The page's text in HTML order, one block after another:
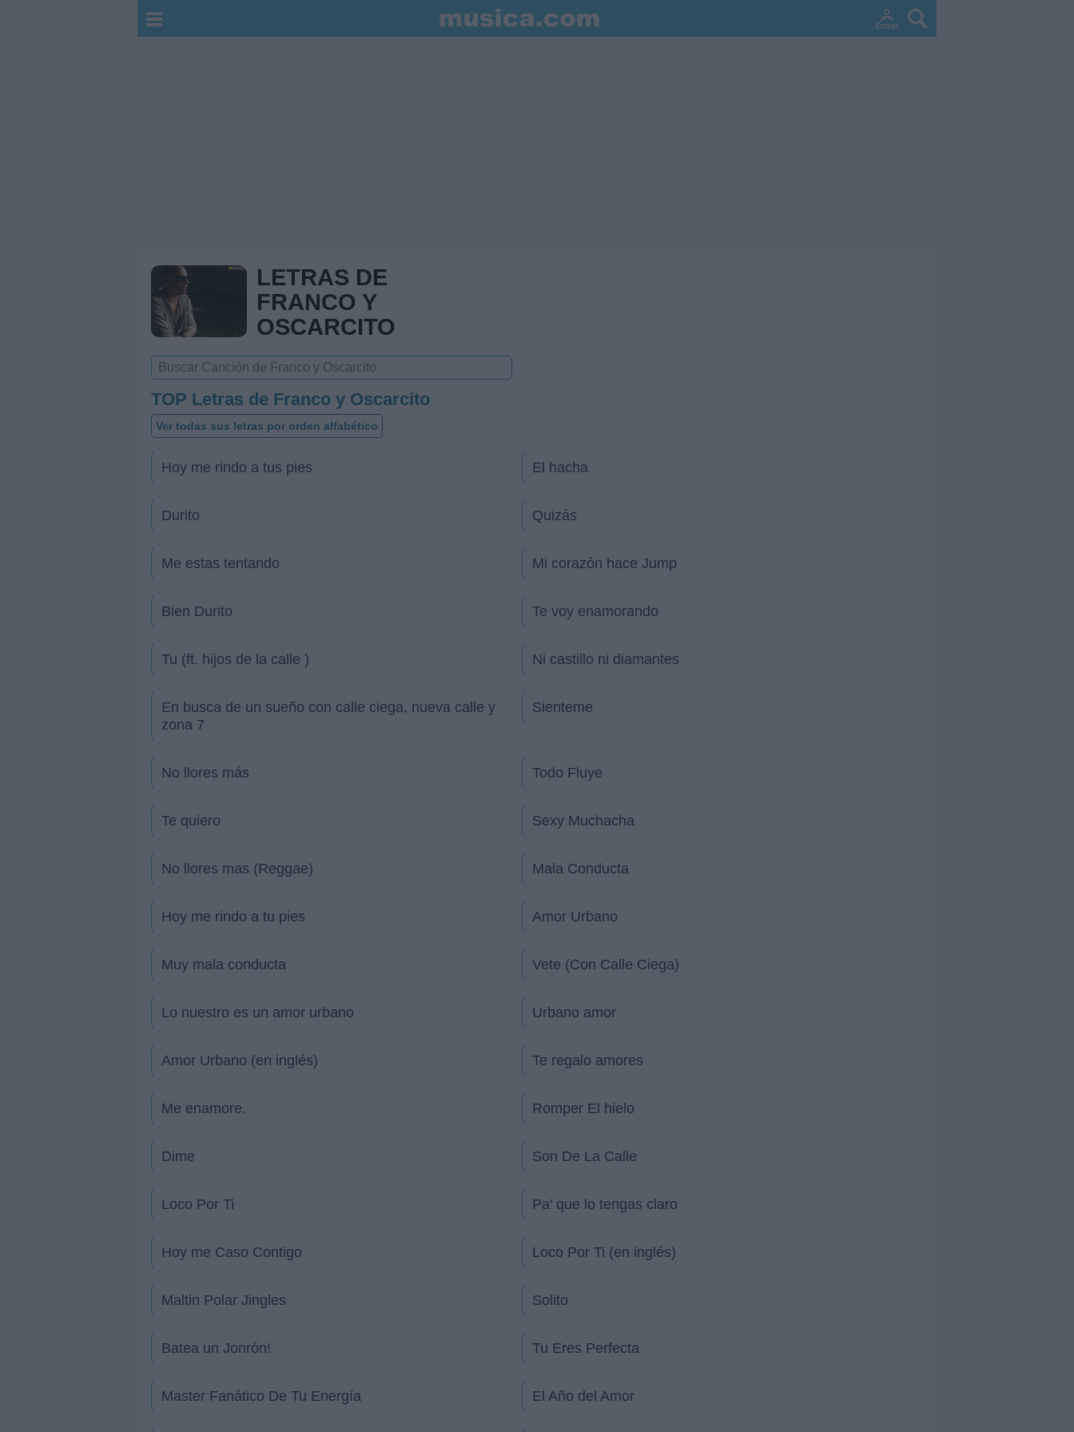
LETRAS DE
FRANCO Y
OSCARCITO
TOP Letras de Franco y Oscarcito
Ver todas sus letras por orden alfabético
Hoy me rindo a tus pies El hacha
Durito Quizás
Me estas tentando Mi corazón hace Jump
Bien Durito Te voy enamorando
Tu (ft. hijos de la calle ) Ni castillo ni diamantes
En busca de un sueño con calle ciega, nueva calle y
zona 7
Sienteme
No llores más Todo Fluye
Te quiero Sexy Muchacha
No llores mas (Reggae) Mala Conducta
Hoy me rindo a tu pies Amor Urbano
Muy mala conducta Vete (Con Calle Ciega)
Lo nuestro es un amor urbano Urbano amor
Amor Urbano (en inglés) Te regalo amores
Me enamore. Romper El hielo
Dime Son De La Calle
Loco Por Ti Pa' que lo tengas claro
Hoy me Caso Contigo Loco Por Ti (en inglés)
Maltin Polar Jingles Solito
Batea un Jonrón! Tu Eres Perfecta
Master Fanático De Tu Energía El Año del Amor